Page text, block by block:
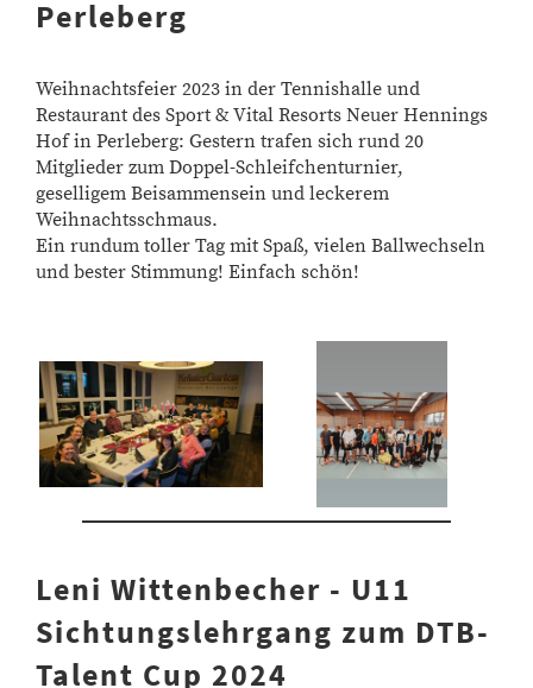
Perleberg
Weihnachtsfeier 2023 in der Tennishalle und
Restaurant des Sport & Vital Resorts Neuer Hennings
Hofin Perleberg: Gestern trafen sich rund 20
Mitglieder zum Doppel-Schleifchenturnier,
geselligem Beisammensein und leckerem
Weihnachtsschmaus.
Ein rundum toller Tag mit Spaß, vielen Ballwechseln
und bester Stimmung! Einfach schön!
Leni Wittenbecher - U11
Sichtungslehrgang zum DTB-
Talent Cup 2024